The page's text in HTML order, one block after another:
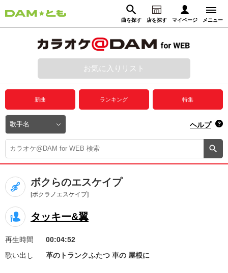
曲を探す 店を探す マイページ メニュー
動画からさがす 録音からさがす
ログイン
プレミアムサービス
DAM★とも動画
DAM★とも録音
カラオケ＠DAM
ユーザー検索
キャンペーン
お知らせ よくあるご質問
お気に入りリスト
新曲 ランキング 特集
ヘルプ
ボクらのエスケイプ
[ボクラノエスケイプ]
タッキー&翼
再生時間
00:04:52
歌い出し
革のトランクふたつ 車の 屋根に